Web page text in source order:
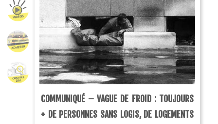
COMMUNIQUÉ – VAGUE DE FROID : TOUJOURS
+ DE PERSONNES SANS LOGIS, DE LOGEMENTS